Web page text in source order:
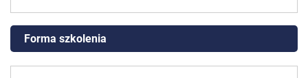
Forma szkolenia